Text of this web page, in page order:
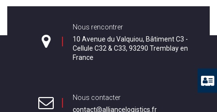
Nous rencontrer
10 Avenue du Valquiou, Bâtiment C3 -
Cellule C32 & C33, 93290 Tremblay en
France
Nous contacter
contact@alliancelogistics.fr